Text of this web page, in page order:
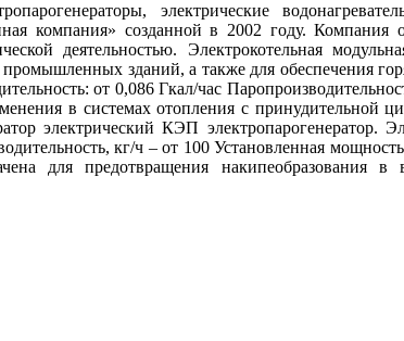
электрические
компания» созданной в 2002 году. Компания
деятельностью. Электрокотельная
зданий, а также для обеспечения
от 0,086 Гкал/час
в системах отопления с принудительной
электрический КЭП электропарогенератор.
кг/ч – от 100 Установленная
для предотвращения накипеобразования в